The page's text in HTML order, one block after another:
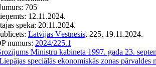
705
12.11.2024.
spēkā: 20.11.2024.
Latvijas Vēstnesis, 225, 19.11.2024.
numurs: 2024/225.1
Ministru kabineta 1997. gada 23.
speciālās ekonomiskās zonas pārvaldes